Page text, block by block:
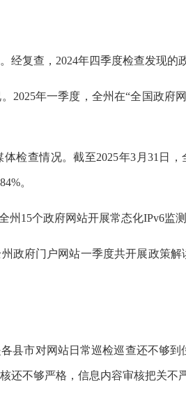
经复查，2024年四季度检查发现
2025年一季度，全州在“全国政
体检查情况。截至2025年3月31日
。
州15个政府网站开展常态化IPv6监
州政府门户网站一季度共开展政策
县市对网站日常巡检巡查还不够
还不够严格，信息内容审核把关不